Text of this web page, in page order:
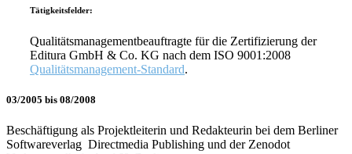
Tätigkeitsfelder:
Qualitätsmanagementbeauftragte für die Zertifizierung der
Editura GmbH & Co. KG nach dem ISO 9001:2008
Qualitätsmanagement-Standard.
03/2005 bis 08/2008
Beschäftigung als Projektleiterin und Redakteurin bei dem Berliner
Softwareverlag Directmedia Publishing und der Zenodot